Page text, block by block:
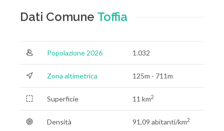
Dati Comune Toffia
Popolazione 2026 1.032
Zona altimetrica 125m - 711m
Superficie 11 km2
Densità 91,09 abitanti/km2